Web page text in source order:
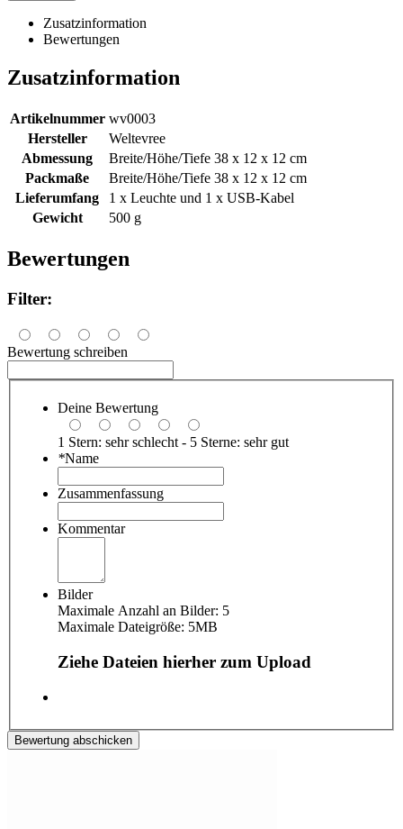
Zusatzinformation
Bewertungen
Zusatzinformation
Artikelnummer wv0003
Hersteller
Weltevree
Abmessung
Breite/Höhe/Tiefe 38 x 12 x 12 cm
Packmaße
Breite/Höhe/Tiefe 38 x 12 x 12 cm
Lieferumfang
1 x Leuchte und 1 x USB-Kabel
Gewicht
500 g
Bewertungen
Filter:
Bewertung schreiben
Deine Bewertung
1 Stern: sehr schlecht - 5 Sterne: sehr gut
*Name
Zusammenfassung
Kommentar
Bilder
Maximale Anzahl an Bilder: 5
Maximale Dateigröße: 5MB
Ziehe Dateien hierher zum Upload
Bewertung abschicken